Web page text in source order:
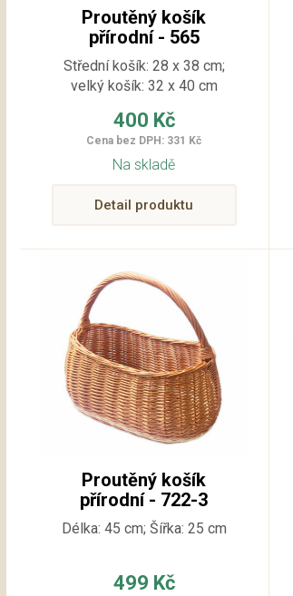
Proutěný košík
přírodní - 565
Střední košík: 28 x 38 cm;
velký košík: 32 x 40 cm
400 Kč
Cena bez DPH: 331 Kč
Na skladě
Detail produktu
Proutěný košík
přírodní - 722-3
Délka: 45 cm; Šířka: 25 cm
499 Kč